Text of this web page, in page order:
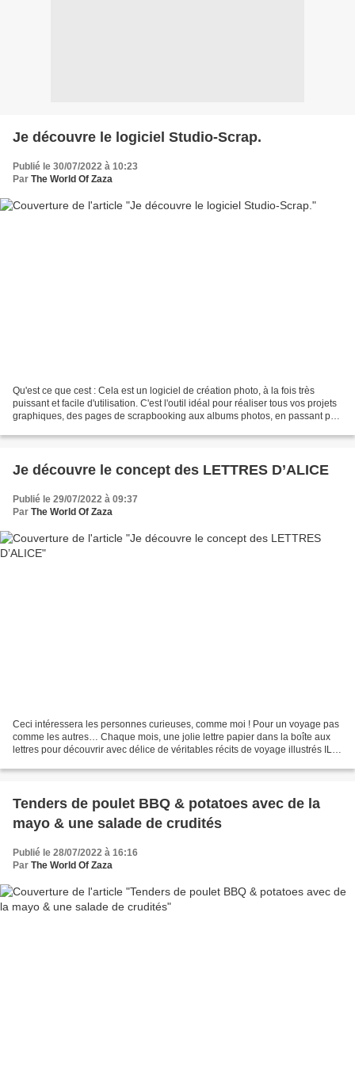
Je découvre le logiciel Studio-Scrap.
Publié le 30/07/2022 à 10:23
Par The World Of Zaza
Qu'est ce que cest : Cela est un logiciel de création photo, à la fois très
puissant et facile d'utilisation. C'est l'outil idéal pour réaliser tous vos projets
graphiques, des pages de scrapbooking aux albums photos, en passant par
Je découvre le concept des LETTRES D’ALICE
Publié le 29/07/2022 à 09:37
Par The World Of Zaza
Ceci intéressera les personnes curieuses, comme moi ! Pour un voyage pas
comme les autres… Chaque mois, une jolie lettre papier dans la boîte aux
lettres pour découvrir avec délice de véritables récits de voyage illustrés IL
Tenders de poulet BBQ & potatoes avec de la
mayo & une salade de crudités
Publié le 28/07/2022 à 16:16
Par The World Of Zaza